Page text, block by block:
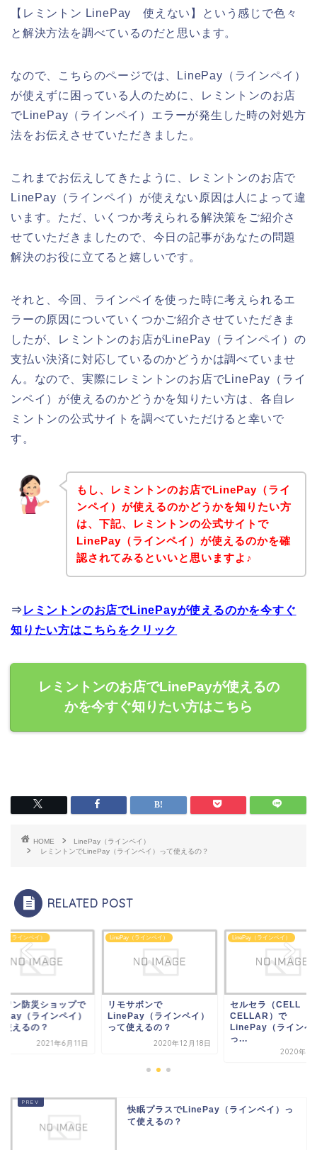
【レミントン LinePay 使えない】という感じで色々
と解決方法を調べているのだと思います。
なので、こちらのページでは、LinePay（ラインペイ）
が使えずに困っている人のために、レミントンのお店
でLinePay（ラインペイ）エラーが発生した時の対処方
法をお伝えさせていただきました。
これまでお伝えしてきたように、レミントンのお店で
LinePay（ラインペイ）が使えない原因は人によって違
います。ただ、いくつか考えられる解決策をご紹介さ
せていただきましたので、今日の記事があなたの問題
解決のお役に立てると嬉しいです。
それと、今回、ラインペイを使った時に考えられるエ
ラーの原因についていくつかご紹介させていただきま
したが、レミントンのお店がLinePay（ラインペイ）の
支払い決済に対応しているのかどうかは調べていませ
ん。なので、実際にレミントンのお店でLinePay（ライ
ンペイ）が使えるのかどうかを知りたい方は、各自レ
ミントンの公式サイトを調べていただけると幸いで
す。
もし、レミントンのお店でLinePay（ライ
ンペイ）が使えるのかどうかを知りたい方
は、下記、レミントンの公式サイトで
LinePay（ラインペイ）が使えるのかを確
認されてみるといいと思いますよ♪
⇒ レミントンのお店でLinePayが使えるのかを今すぐ
知りたい方はこちらをクリック
レミントンのお店でLinePayが使えるの
かを今すぐ知りたい方はこちら
HOME
LinePay（ラインペイ）
レミントンでLinePay（ラインペイ）って使えるの？
RELATED POST
（ラインペイ）
サボンで
（ラインペイ）
使えるの？
2020年12月18日
LinePay（ラインペイ）
セルセラ（CELL
CELLAR）で
LinePay（ラインペイ）
LinePay（ラインペイ）
エコワン防災ショッ
LinePay（ラインペ
って使えるの？
快眠プラスでLinePay（ラインペイ）っ
て使えるの？